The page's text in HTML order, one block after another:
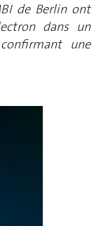
de Berlin ont
dans un
une